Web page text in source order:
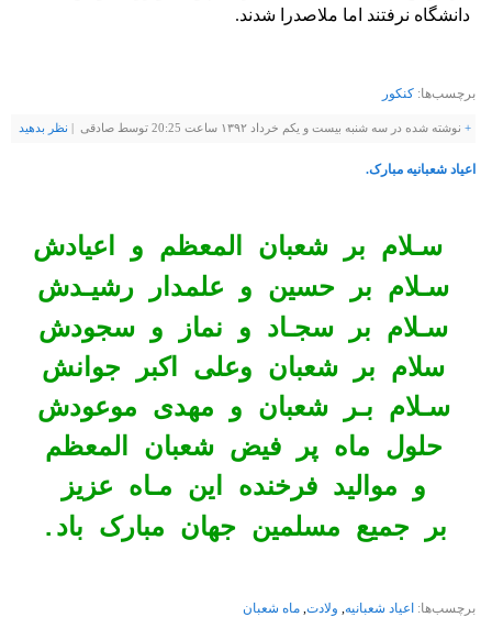
دانشگاه نرفتند اما ملاصدرا شدند.
برچسب‌ها: کنکور
+ نوشته شده در سه شنبه بیست و یکم خرداد ۱۳۹۲ ساعت 20:25 توسط صادقی | نظر بدهيد
اعیاد شعبانیه مبارک.
سـلام بر شعبان المعظم و اعيادش
سـلام بر حسين و علمدار رشیـدش
سـلام بر سجـاد و نماز و سجودش
سلام بر شعبان وعلی اکبر جوانش
سـلام بـر شعبان و مهدی موعودش
حلول ماه پر فیض شعبان المعظم
و مواليد فرخنده اين مـاه عزیز
بر جمیع مسلمین جهان مبارک باد.
برچسب‌ها: اعیاد شعبانیه, ولادت, ماه شعبان